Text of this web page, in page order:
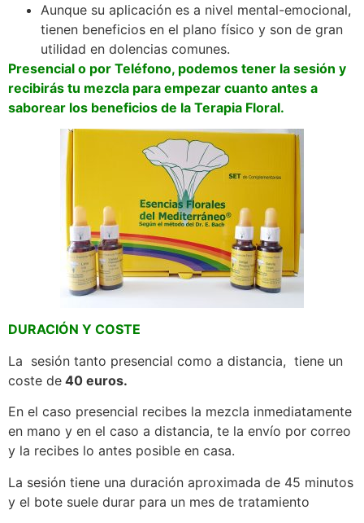
Aunque su aplicación es a nivel mental-emocional,
tienen beneficios en el plano físico y son de gran
utilidad en dolencias comunes.
Presencial o por Teléfono, podemos tener la sesión y
recibirás tu mezcla para empezar cuanto antes a
saborear los beneficios de la Terapia Floral.
DURACIÓN Y COSTE
La sesión tanto presencial como a distancia, tiene un
coste de 40 euros.
En el caso presencial recibes la mezcla inmediatamente
en mano y en el caso a distancia, te la envío por correo
y la recibes lo antes posible en casa.
La sesión tiene una duración aproximada de 45 minutos
y el bote suele durar para un mes de tratamiento